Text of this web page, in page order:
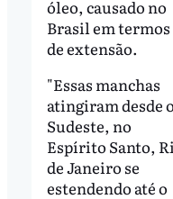
óleo, causado no
Brasil em termos
de extensão.
"Essas manchas
atingiram desde o
Sudeste, no
Espírito Santo,
de Janeiro se
estendendo até o